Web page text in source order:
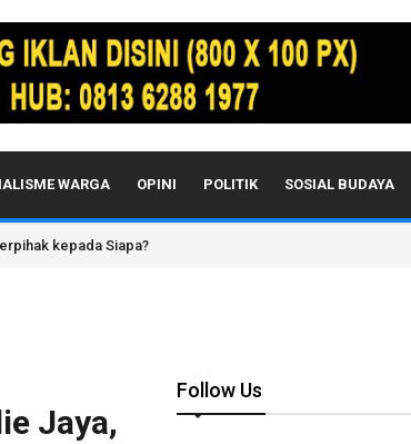
WARGA OPINI POLITIK SOSIAL BUDAYA
kepada Siapa?
Jaya,
Follow Us